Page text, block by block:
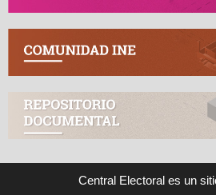
Central Electoral es un